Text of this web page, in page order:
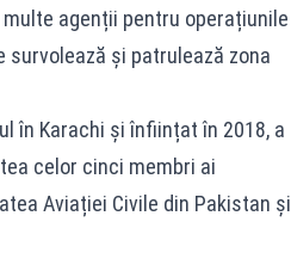
agenții pentru operațiunile
survolează și patrulează zona
în Karachi și înființat în 2018, a
celor cinci membri ai
Aviației Civile din Pakistan și